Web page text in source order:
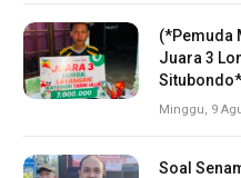
(*Pemuda
Juara 3
Minggu, 9
Soal